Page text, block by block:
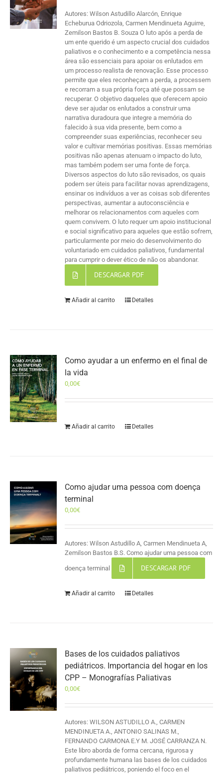
Autores: Wilson Astudillo Alarcón, Enrique
Echeburua Odriozola, Carmen Mendinueta Aguirre,
Zemilson Bastos B. Souza O luto após a perda de
um ente querido é um aspecto crucial dos cuidados
paliativos e o conhecimento e a competência nessa
área são essenciais para apoiar os enlutados em
um processo realista de renovação. Esse processo
permite que eles reconheçam a perda, a processem
e recorram a sua própria força até que possam se
recuperar. O objetivo daqueles que oferecem apoio
deve ser ajudar os enlutados a construir uma
narrativa duradoura que integre a memória do
falecido à sua vida presente, bem como a
compreender suas experiências, reconhecer seu
valor e cultivar memórias positivas. Essas memórias
positivas não apenas atenuam o impacto do luto,
mas também podem ser uma fonte de força.
Diversos aspectos do luto são revisados, os quais
podem ser úteis para facilitar novas aprendizagens,
ensinar os indivíduos a ver as coisas sob diferentes
perspectivas, aumentar a autoconsciência e
melhorar os relacionamentos com aqueles com
quem convivem. O luto requer um apoio institucional
e social significativo para aqueles que estão sofrem,
particularmente por meio do desenvolvimento do
voluntariado em cuidados paliativos, fundamental
para cumprir o dever ético de não os abandonar.
DESCARGAR PDF
Añadir al carrito Detalles
Como ayudar a un enfermo en el final de
la vida
0,00€
Añadir al carrito Detalles
Como ajudar uma pessoa com doença
terminal
0,00€
Autores: Wilson Astudillo A, Carmen Mendinueta A,
Zemilson Bastos B.S. Como ajudar uma pessoa com
doença terminal DESCARGAR PDF
Añadir al carrito Detalles
Bases de los cuidados paliativos
pediátricos. Importancia del hogar en los
CPP – Monografías Paliativas
0,00€
Autores: WILSON ASTUDILLO A., CARMEN
MENDINUETA A., ANTONIO SALINAS M.,
FERNANDO CARMONA E.Y M. JOSÉ CARRANZA N.
Este libro aborda de forma cercana, rigurosa y
profundamente humana las bases de los cuidados
paliativos pediátricos, poniendo el foco en el